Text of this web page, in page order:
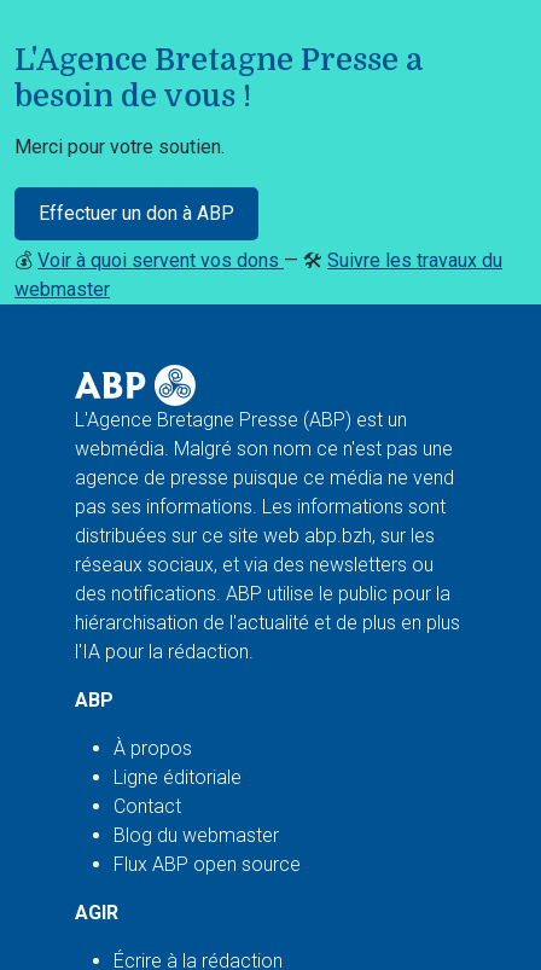
L'Agence Bretagne Presse a
besoin de vous !
Merci pour votre soutien.
Effectuer un don à ABP
💰 Voir à quoi servent vos dons — 🛠️ Suivre les travaux du
webmaster
L'Agence Bretagne Presse (ABP) est un
webmédia. Malgré son nom ce n'est pas une
agence de presse puisque ce média ne vend
pas ses informations. Les informations sont
distribuées sur ce site web abp.bzh, sur les
réseaux sociaux, et via des newsletters ou
des notifications. ABP utilise le public pour la
hiérarchisation de l'actualité et de plus en plus
l'IA pour la rédaction.
ABP
À propos
Ligne éditoriale
Contact
Blog du webmaster
Flux ABP open source
AGIR
Écrire à la rédaction